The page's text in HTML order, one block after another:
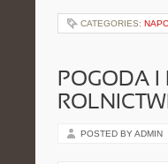
CATEGORIES:
POGODA
POSTED BY ADMIN